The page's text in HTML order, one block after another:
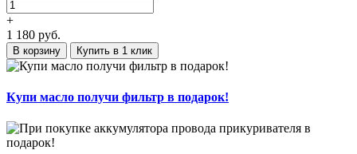
+
1 180 руб.
В корзину Купить в 1 клик
Купи масло получи фильтр в подарок!